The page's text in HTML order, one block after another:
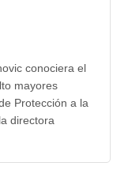
conociera el
mayores
Protección a la
directora